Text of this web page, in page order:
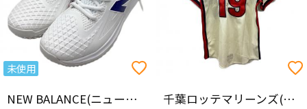
未使用
NEW BALANCE(ニューバランス)
千葉ロッテマリーンズ(チバロッテマリーンズ)